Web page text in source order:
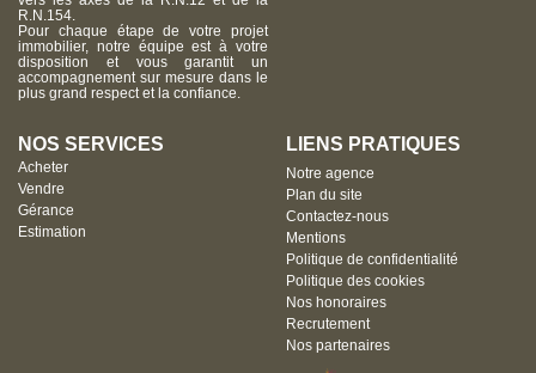
R.N.154.
Pour chaque étape de votre projet
immobilier, notre équipe est à votre
disposition et vous garantit un
accompagnement sur mesure dans le
plus grand respect et la confiance.
NOS SERVICES
Acheter
Vendre
Gérance
Estimation
LIENS PRATIQUES
Notre agence
Plan du site
Contactez-nous
Mentions
Politique de confidentialité
Politique des cookies
Nos honoraires
Recrutement
Nos partenaires